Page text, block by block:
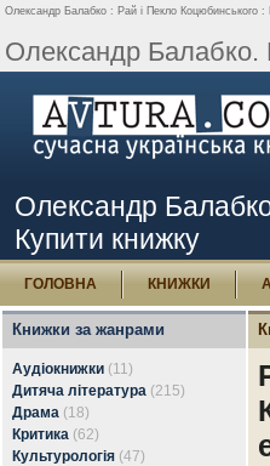
Олександр Балабко : Рай і Пекло Коцюбинського
Олександр Балабко.
Олександр
Купити книжку
ГОЛОВНА КНИЖКИ
Книжки за жанрами
Аудіокнижки (11)
Дитяча література (215)
Драма (18)
Критика (62)
Культурологія (47)